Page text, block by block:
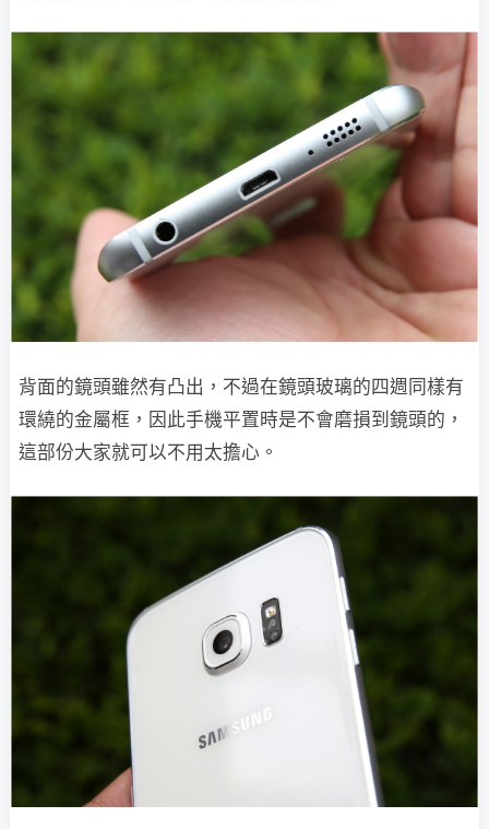
背面的鏡頭雖然有凸出，不過在鏡頭玻璃的四週同樣有
環繞的金屬框，因此手機平置時是不會磨損到鏡頭的，
這部份大家就可以不用太擔心。